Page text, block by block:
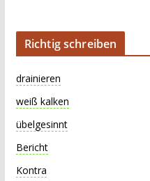
Richtig schreiben
drainieren
weiß kalken
übelgesinnt
Bericht
Kontra